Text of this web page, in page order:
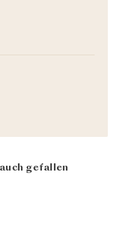
gefallen